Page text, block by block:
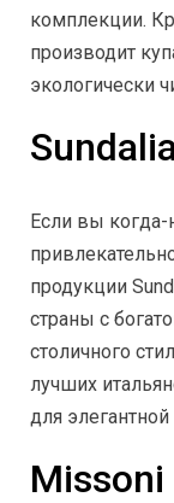
комплекции.
производит
экологически
Если вы
продукции
страны с
столичного
лучших
для
Missoni